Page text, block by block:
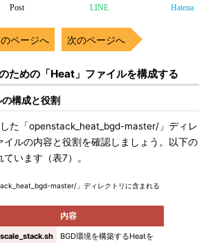
Post LINE Hatena
ページへ 次のページへ
ための「Heat」ファイルを構成する
構成と役割
た「openstack_heat_bgd-master/」ディレ
イルの内容と役割を確認しましょう。以下の
います（表7）。
master/」ディレクトリに含まれる
内容
BGD環境を構築するHeatを